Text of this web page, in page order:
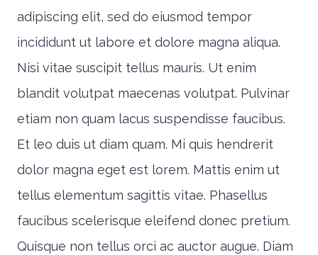
adipiscing elit, sed do eiusmod tempor
incididunt ut labore et dolore magna aliqua.
Nisi vitae suscipit tellus mauris. Ut enim
blandit volutpat maecenas volutpat. Pulvinar
etiam non quam lacus suspendisse faucibus.
Et leo duis ut diam quam. Mi quis hendrerit
dolor magna eget est lorem. Mattis enim ut
tellus elementum sagittis vitae. Phasellus
faucibus scelerisque eleifend donec pretium.
Quisque non tellus orci ac auctor augue. Diam